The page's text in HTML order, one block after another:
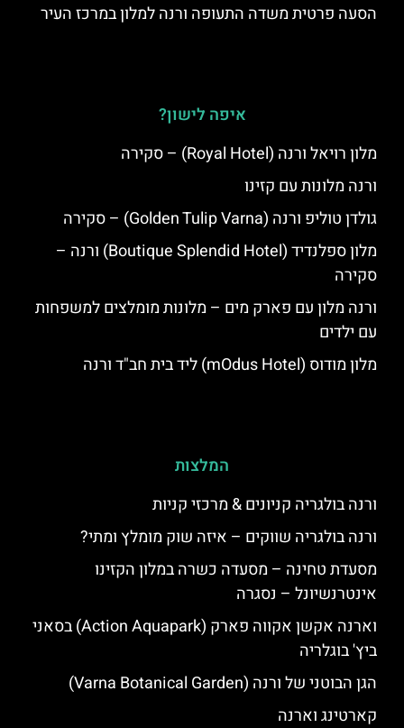
הסעה פרטית משדה התעופה ורנה למלון במרכז העיר
איפה לישון?
מלון רויאל ורנה (Royal Hotel) – סקירה
ורנה מלונות עם קזינו
גולדן טוליפ ורנה (Golden Tulip Varna) – סקירה
מלון ספלנדיד (Boutique Splendid Hotel) ורנה –
סקירה
ורנה מלון עם פארק מים – מלונות מומלצים למשפחות
עם ילדים
מלון מודוס (mOdus Hotel) ליד בית חב"ד ורנה
המלצות
ורנה בולגריה קניונים & מרכזי קניות
ורנה בולגריה שווקים – איזה שוק מומלץ ומתי?
מסעדת טחינה – מסעדה כשרה במלון הקזינו
אינטרנשיונל – נסגרה
וארנה אקשן אקווה פארק (Action Aquapark) בסאני
ביץ' בוגלריה
הגן הבוטני של ורנה (Varna Botanical Garden)
קארטינג וארנה